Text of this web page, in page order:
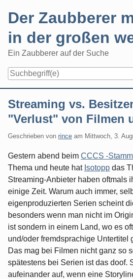
Der Zaubberer
in der großen
Ein Zaubberer auf der Suche
Streaming vs.
"Verlust" von Filmen
Geschrieben von rince am Mittwoch, 3.
Gestern abend beim CCCS -
Thema und heute hat Isotopp das
Streaming-Anbieter haben oftmals
einige Zeit. Warum auch immer,
eigenproduzierten Serien scheint
besonders wenn man nicht im
ist sondern in einem Land, wo es
und/oder fremdsprachige Untertitel
Das mag bei Filmen nicht ganz so
spätestens bei Serien ist das doof.
aufeinander auf, wenn eine